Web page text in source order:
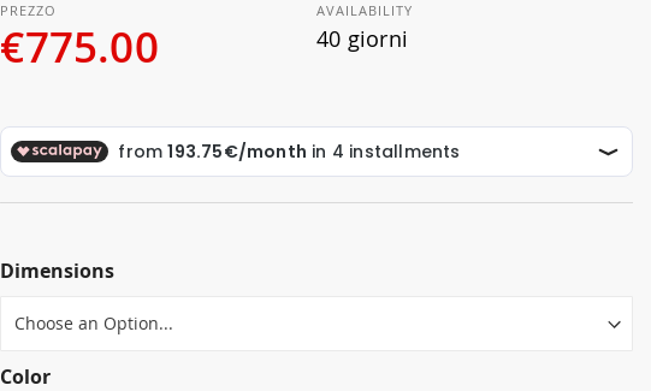
€775.00
AVAILABILITY
40 giorni
Dimensions
Color